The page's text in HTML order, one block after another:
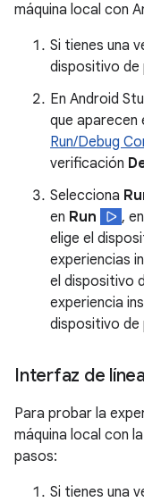
máquina local con
Si tienes una
dispositivo de
En Android
que aparecen
Run/Debug
verificación
Selecciona
en Run
,
elige el
experiencias
el dispositivo
experiencia
dispositivo de
Interfaz de
Para probar la
máquina local con
pasos:
Si tienes una